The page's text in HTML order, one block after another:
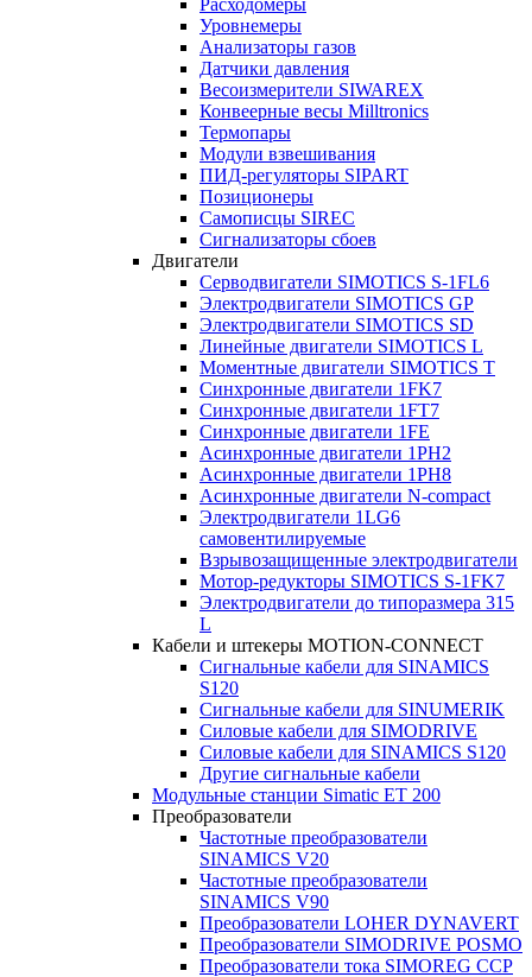
Расходомеры
Уровнемеры
Анализаторы газов
Датчики давления
Весоизмерители SIWAREX
Конвеерные весы Milltronics
Термопары
Модули взвешивания
ПИД-регуляторы SIPART
Позиционеры
Самописцы SIREC
Сигнализаторы сбоев
Двигатели
Серводвигатели SIMOTICS S-1FL6
Электродвигатели SIMOTICS GP
Электродвигатели SIMOTICS SD
Линейные двигатели SIMOTICS L
Моментные двигатели SIMOTICS T
Синхронные двигатели 1FK7
Синхронные двигатели 1FT7
Синхронные двигатели 1FE
Асинхронные двигатели 1PH2
Асинхронные двигатели 1PH8
Асинхронные двигатели N-compact
Электродвигатели 1LG6
cамовентилируемые
Взрывозащищенные электродвигатели
Мотор-редукторы SIMOTICS S-1FK7
Электродвигатели до типоразмера 315
L
Кабели и штекеры MOTION-CONNECT
Сигнальные кабели для SINAMICS
S120
Сигнальные кабели для SINUMERIK
Силовые кабели для SIMODRIVE
Силовые кабели для SINAMICS S120
Другие сигнальные кабели
Модульные станции Simatic ET 200
Преобразователи
Частотные преобразователи
SINAMICS V20
Частотные преобразователи
SINAMICS V90
Преобразователи LOHER DYNAVERT
Преобразователи SIMODRIVE POSMO
Преобразователи тока SIMOREG CCP